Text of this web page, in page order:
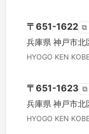
〒651-1622 ⧉
兵庫県 神戸市北
HYOGO KEN
〒651-1623 ⧉
兵庫県 神戸市北
HYOGO KEN